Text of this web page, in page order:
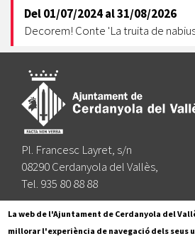
Del01/07/2024al31/08/2026
Decorem! Conte 'La truita de
Pl. Francesc Layret, s/n
08290 Cerdanyola del Vallès,
Tel. 935 80 88 88
Segueix-nos a:
La web de l'Ajuntament de Cerdanyola del
millorar l'experiència de navegació dels seus